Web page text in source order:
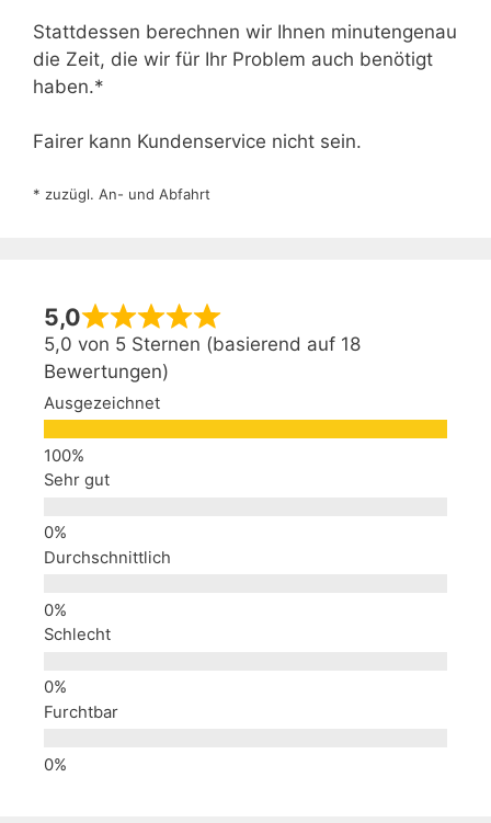
Stattdessen berechnen wir Ihnen minutengenau
die Zeit, die wir für Ihr Problem auch benötigt
haben.*
Fairer kann Kundenservice nicht sein.
* zuzügl. An- und Abfahrt
5,0
5,0 von 5 Sternen (basierend auf 18
Bewertungen)
Ausgezeichnet
Sehr gut
Durchschnittlich
Schlecht
Furchtbar